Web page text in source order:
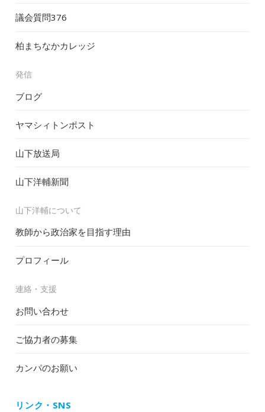
議会質問376
柏まちなかカレッジ
発信
ブログ
ヤマシィトンポスト
山下放送局
山下洋輔新聞
山下洋輔について
教師から政治家を目指す理由
プロフィール
連絡・支援
お問い合わせ
ご協力者の募集
カンパのお願い
リンク・SNS